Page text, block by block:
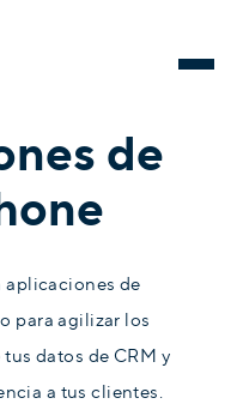
de
de
para agilizar los
datos de CRM y
a tus clientes.